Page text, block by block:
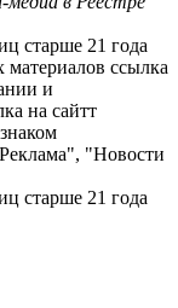
старше 21 года
ссылка
и
на сайтт
"Новости
старше 21 года